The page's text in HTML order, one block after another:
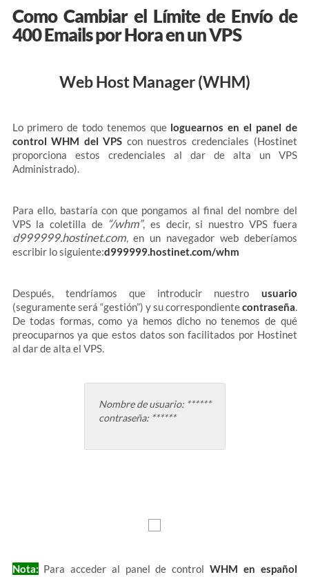
Como Cambiar el Límite de Envío de
400 Emails por Hora en un VPS
Web Host Manager (WHM)
Lo primero de todo tenemos que loguearnos en el panel de
control WHM del VPS con nuestros credenciales (Hostinet
proporciona estos credenciales al dar de alta un VPS
Administrado).
Para ello, bastaría con que pongamos al final del nombre del
VPS la coletilla de“/whm”, es decir, si nuestro VPS fuera
d999999.hostinet.com, en un navegador web deberíamos
escribir lo siguiente:d999999.hostinet.com/whm
Después, tendríamos que introducir nuestro usuario
(seguramente será “gestión”) y su correspondientecontraseña.
De todas formas, como ya hemos dicho no tenemos de qué
preocuparnos ya que estos datos son facilitados por Hostinet
al dar de alta el VPS.
Nombre de usuario: ******
contraseña: ******
Nota: Para acceder al panel de control WHM en español